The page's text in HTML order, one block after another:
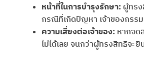
หน้าที่ในการบำรุงรักษา: ผู้ทรง
กรณีที่เกิดปัญหา เจ้าของกรร
ความเสี่ยงต่อเจ้าของ: หากจด
ไม่ได้เลย จนกว่าผู้ทรงสิทธิจะ